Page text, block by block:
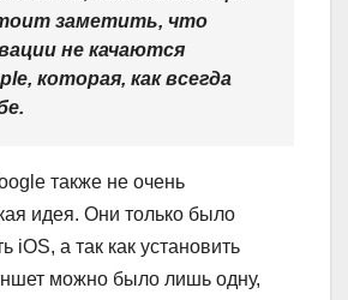
заметить, что
не качаются
которая, как всегда
также не очень
идея. Они только было
iOS, а так как установить
можно было лишь одну,